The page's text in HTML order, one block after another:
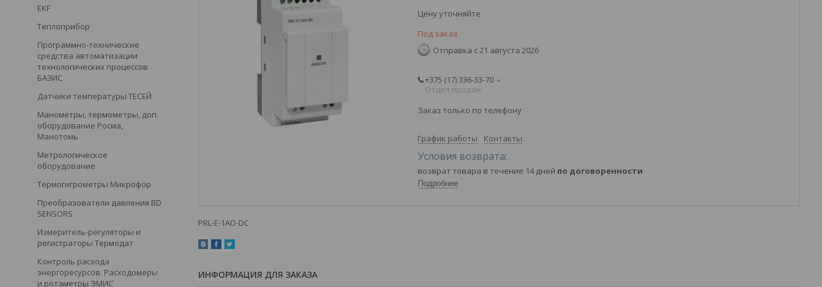
Цену уточняйте
Под заказ
Отправка с 21 августа 2026
+375 (17) 336-33-70
Отдел продаж
Заказ только по телефону
График работы Контакты
возврат товара в течение 14 дней по договоренности
Подробнее
PRL-E-1AO-DC
ИНФОРМАЦИЯ ДЛЯ ЗАКАЗА
EKF
Теплоприбор
Программно-технические
средства автоматизации
технологических процессов
БАЗИС
Датчики температуры ТЕСЕЙ
Манометры, термометры, доп.
оборудование Росма,
Манотомь
Метрологическое
оборудование
Термогигрометры Микрофор
Преобразователи давления BD
SENSORS
Измеритель-регуляторы и
регистраторы Термодат
Контроль расхода
энергоресурсов. Расходомеры
и ротаметры ЭМИС